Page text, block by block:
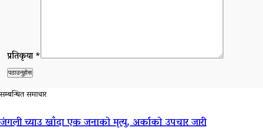
प्रतिकृया *
सम्बन्धित समाचार
जंगली च्याउ खाँदा एक जनाको मृत्यु, अर्काको उपचार जारी